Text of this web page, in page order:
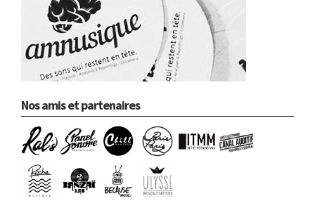
Nos amis et partenaires